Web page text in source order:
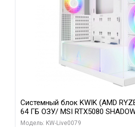
Системный блок KWIK (AMD
64 ГБ ОЗУ/ MSI RTX5080
256bit 3xDP HDMI/ 960 ГБ SSD)
Модель: KW-Live0079